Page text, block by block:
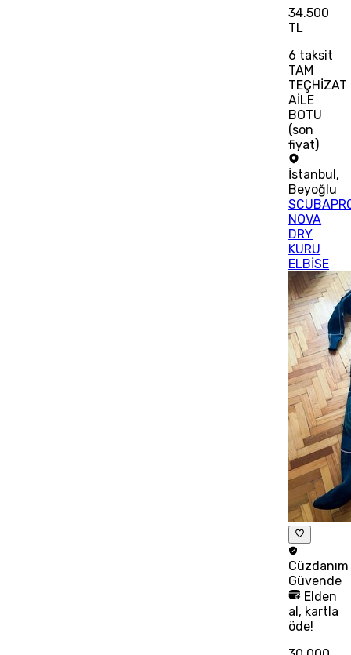
34.500
TL
6 taksit
TAM
TEÇHİZAT
AİLE
BOTU
(son
fiyat)
İstanbul ,
Beyoğlu
NOVA
DRY
KURU
ELBİSE
Cüzdanım
Güvende
Elden
al, kartla
öde!